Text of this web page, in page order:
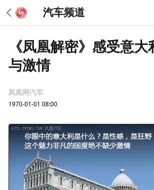
汽车频道
《凤凰解密》感受意
与激情
凤凰网汽车
1970-01-01 08:00